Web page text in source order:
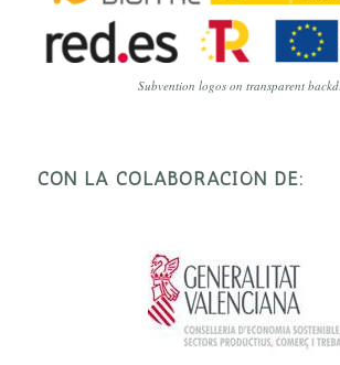
Subvention logos on transparent
CON LA COLABORACIÓN DE: